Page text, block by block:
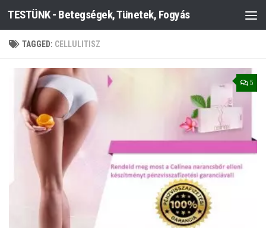
Skip to content
TESTÜNK - Betegségek, Tünetek, Fogyás
TAGGED: CELLULITISZ
5